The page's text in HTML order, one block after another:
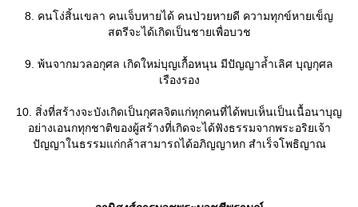
8. คนโง่สิ้นเขลา คนเจ็บหายได้ คนป่วยหายดี ความทุกข์หายเข็ญ
สตรีจะได้เกิดเป็นชายเพื่อบวช
9. พ้นจากมวลอกุศล เกิดใหม่บุญเกื้อหนุน มีปัญญาล้ำเลิศ บุญกุศล
เรืองรอง
10. สิ่งที่สร้างจะบังเกิดเป็นกุศลจิตแก่ทุกคนที่ได้พบเห็นเป็นเนื้อนาบุญ
อย่างเอนกทุกชาติของผู้สร้างที่เกิดจะได้ฟังธรรมจากพระอริยเจ้า
ปัญญาในธรรมแก่กล้าสามารถได้อภิญญาหก สำเร็จโพธิญาณ